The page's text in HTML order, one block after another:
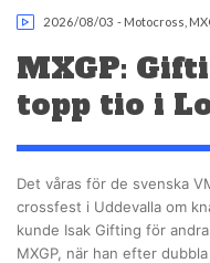
2026/08/03 - Motocross
MXGP:
topp tio i
Det våras för de svenska
crossfest i Uddevalla om
kunde Isak Gifting för
MXGP, när han efter